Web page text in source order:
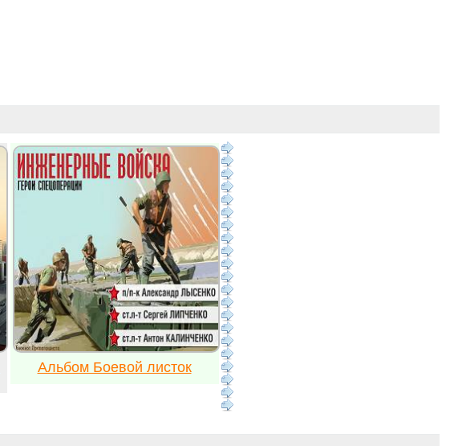
Альбом Боевой листок